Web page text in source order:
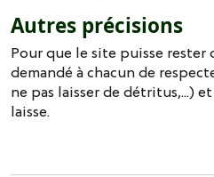
Autres précisions
Pour que le site puisse
demandé à chacun de
ne pas laisser de détritus,...)
laisse.